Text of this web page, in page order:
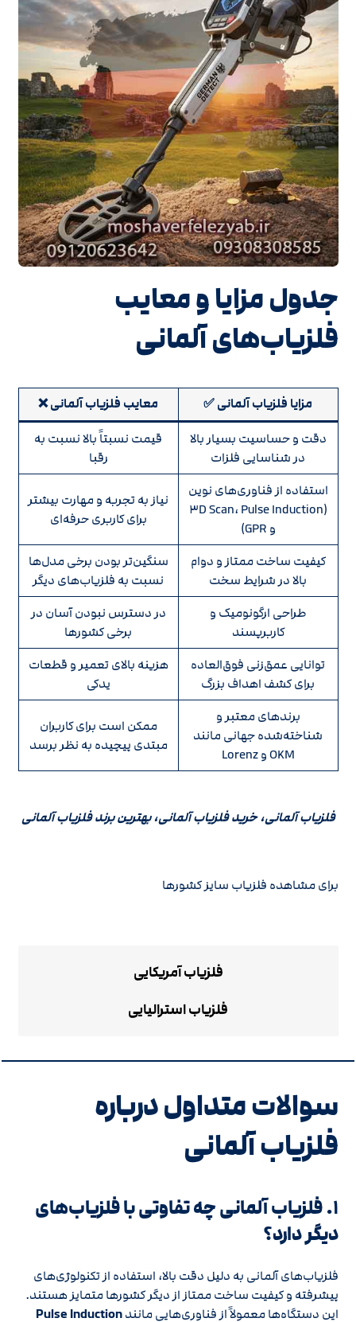
جدول مزایا و معایب
فلزیاب‌های آلمانی
مزایا فلزیاب آلمانی ✅ معایب فلزیاب آلمانی ❌
دقت و حساسیت بسیار بالا
در شناسایی فلزات
قیمت نسبتاً بالا نسبت به
رقبا
استفاده از فناوری‌های نوین
(۳D Scan، Pulse Induction
و GPR)
نیاز به تجربه و مهارت بیشتر
برای کاربری حرفه‌ای
کیفیت ساخت ممتاز و دوام
بالا در شرایط سخت
سنگین‌تر بودن برخی مدل‌ها
نسبت به فلزیاب‌های دیگر
طراحی ارگونومیک و
کاربرپسند
در دسترس نبودن آسان در
برخی کشورها
توانایی عمق‌زنی فوق‌العاده
برای کشف اهداف بزرگ
هزینه بالای تعمیر و قطعات
یدکی
برندهای معتبر و
شناخته‌شده جهانی مانند
OKM و Lorenz
ممکن است برای کاربران
مبتدی پیچیده به نظر برسد
فلزیاب آلمانی، خرید فلزیاب آلمانی، بهترین برند فلزیاب آلمانی
برای مشاهده فلزیاب سایز کشورها
فلزیاب آمریکایی
فلزیاب استرالیایی
سوالات متداول درباره
فلزیاب آلمانی
۱. فلزیاب آلمانی چه تفاوتی با فلزیاب‌های
دیگر دارد؟
فلزیاب‌های آلمانی به دلیل دقت بالا، استفاده از تکنولوژی‌های
پیشرفته و کیفیت ساخت ممتاز از دیگر کشورها متمایز هستند.
این دستگاه‌ها معمولاً از فناوری‌هایی مانندPulse Induction